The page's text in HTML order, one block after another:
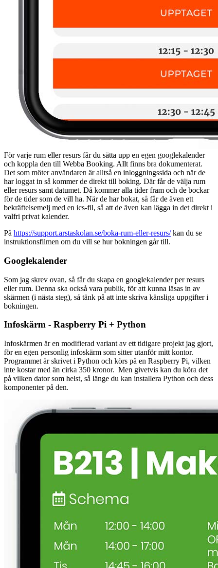
För varje rum eller resurs får du sätta upp en egen googlekalender
och koppla den till Webba Booking. Allt finns bra dokumenterat.
Det som möter användaren är alltså en inloggningssida och när de
har loggat in så kommer de direkt till boking. Där får de välja rum
eller resurs samt datumet. Då kommer alla tider fram och de bockar
för de tider som de vill ha. När de har bokat, så får de även ett
bekräftelsemelj med en ics-fil, så att de även kan lägga in det direkt i
valfri privat kalender.
På https://support.arstaskolan.se/boka-rum-eller-resurs/kan du se
instruktionsfilmen om du vill se hur bokningen går till.
Googlekalender
Som jag skrev ovan, så får du skapa en googlekalender per resurs
eller rum. Denna ska också vara publik, för att kunna läsas in av
skärmen (i nästa steg), så tänk på att inte skriva känsliga uppgifter i
bokningen.
Infoskärm - Raspberry Pi + Python
Infoskärmen är en modifierad variant av ett tidigare projekt jag gjort,
för en egen personlig infoskärm som sitter utanför mitt kontor.
Programmet är skrivet i Python och körs på en Raspberry Pi, vilken
inte kostar med än cirka 350 kronor. Men givetvis kan du köra det
på vilken dator som helst, så länge du kan installera Python och dess
komponenter på den.